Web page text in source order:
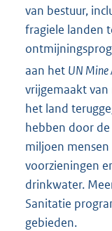
van bestuur,
fragiele landen
aan het UN Mine
vrijgemaakt
het land
hebben door
miljoen
voorzieningen
drinkwater.
Sanitatie
gebieden.